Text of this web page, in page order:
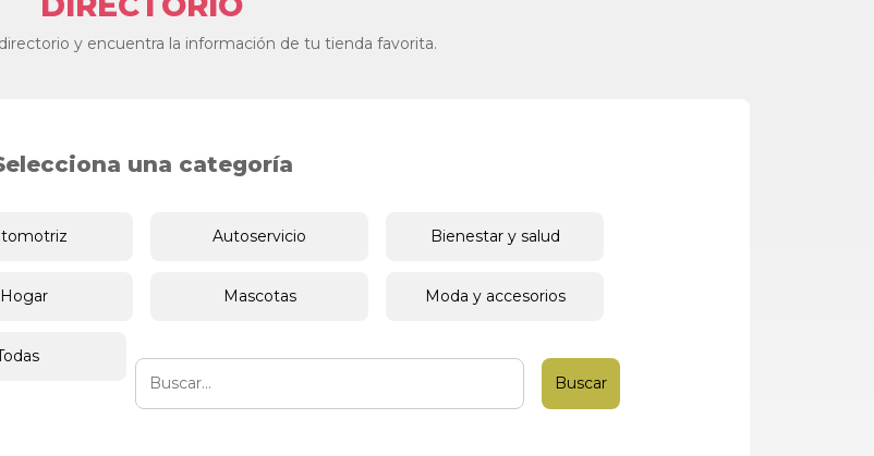
y encuentra la información de tu tienda favorita.
una categoría
Autoservicio Bienestar y salud
Hogar Mascotas Moda y accesorios